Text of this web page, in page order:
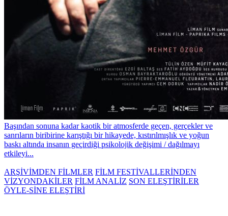
Başından sonuna kadar kaotik bir atmosferde geçen, gerçekler ve
sanrıların biribirine karıştığı bir hikayede, kıstırılmışlık ve yoğun
baskı altında insanın geçirdiği psikolojik değişimi / dağılmayı
etkileyi...
ARŞİVİMDEN FİLMLER FİLM FESTİVALLERİNDEN
VİZYONDAKİLER FİLM ANALİZ SON ELEŞTİRİLER
ÖYLE-SİNE ELEŞTİRİ